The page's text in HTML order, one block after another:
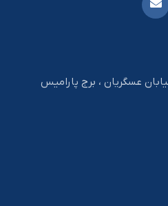
عسگریان ، برج پارامیس